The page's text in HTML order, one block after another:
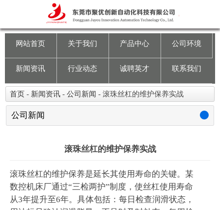
网站首页
公司环境
联系我们
网站首页 关于我们 产品中心 公司环境
新闻资讯 行业动态 诚聘英才 联系我们
首页 - 新闻资讯 - 公司新闻 - 滚珠丝杠的维护保养实战
公司新闻
滚珠丝杠的维护保养实战
滚珠丝杠的维护保养是延长其使用寿命的关键。某
数控机床厂通过“三检两护”制度，使丝杠使用寿命
从3年提升至6年。具体包括：每日检查润滑状态，